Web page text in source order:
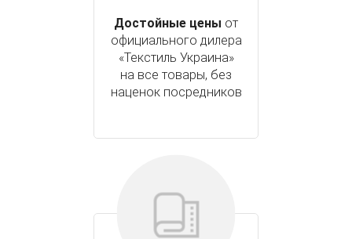
Достойные цены от
официального дилера
«Текстиль Украина»
на все товары, без
наценок посредников